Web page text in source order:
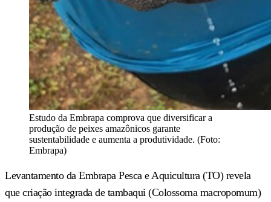
Estudo da Embrapa comprova que diversificar a
produção de peixes amazônicos garante
sustentabilidade e aumenta a produtividade. (Foto:
Embrapa)
Levantamento da Embrapa Pesca e Aquicultura (TO) revela
que criação integrada de tambaqui (Colossoma macropomum)